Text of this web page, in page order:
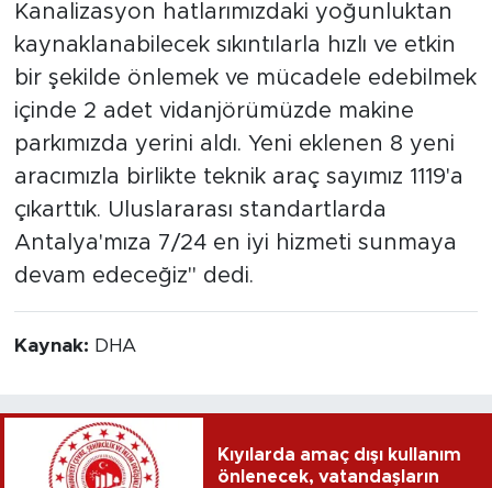
Kanalizasyon hatlarımızdaki yoğunluktan
kaynaklanabilecek sıkıntılarla hızlı ve etkin
bir şekilde önlemek ve mücadele edebilmek
içinde 2 adet vidanjörümüzde makine
parkımızda yerini aldı. Yeni eklenen 8 yeni
aracımızla birlikte teknik araç sayımız 1119'a
çıkarttık. Uluslararası standartlarda
Antalya'mıza 7/24 en iyi hizmeti sunmaya
devam edeceğiz" dedi.
Kaynak: DHA
Kıyılarda amaç dışı kullanım
önlenecek, vatandaşların